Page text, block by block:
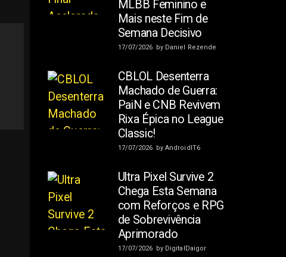
MLBB Feminino e
Mais neste Fim de
Semana Decisivo
17/07/2026 by Daniel Rezende
CBLOL Desenterra
Machado de Guerra:
PaiN e CNB Revivem
Rixa Épica no League
Classic!
17/07/2026 by AndroidIT6
Ultra Pixel Survive 2
Chega Esta Semana
com Reforços e RPG
de Sobrevivência
Aprimorado
17/07/2026 by DigitalDaigor